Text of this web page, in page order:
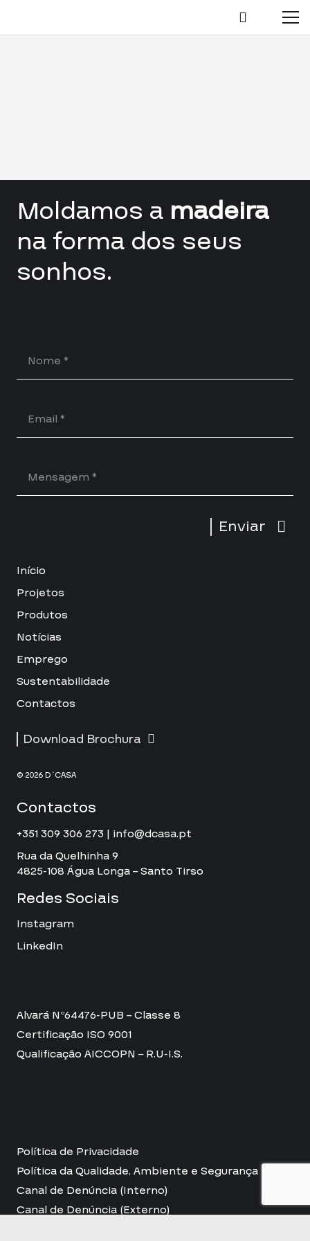
Moldamos a madeira
na forma dos seus
sonhos.
Enviar
Início
Projetos
Produtos
Notícias
Emprego
Sustentabilidade
Contactos
Download Brochura
© 2026 D´CASA
Contactos
+351 309 306 273 | info@dcasa.pt
Rua da Quelhinha 9
4825-108 Água Longa – Santo Tirso
Redes Sociais
Instagram
LinkedIn
Alvará Nº64476-PUB – Classe 8
Certificação ISO 9001
Qualificação AICCOPN – R.U-I.S.
Política de Privacidade
Política da Qualidade, Ambiente e Segurança
Canal de Denúncia (Interno)
Canal de Denúncia (Externo)